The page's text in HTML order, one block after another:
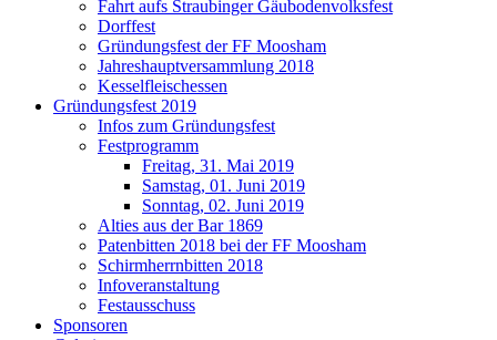
Fahrt aufs Straubinger Gäubodenvolksfest
Dorffest
Gründungsfest der FF Moosham
Jahreshauptversammlung 2018
Kesselfleischessen
Gründungsfest 2019
Infos zum Gründungsfest
Festprogramm
Freitag, 31. Mai 2019
Samstag, 01. Juni 2019
Sonntag, 02. Juni 2019
Alties aus der Bar 1869
Patenbitten 2018 bei der FF Moosham
Schirmherrnbitten 2018
Infoveranstaltung
Festausschuss
Sponsoren